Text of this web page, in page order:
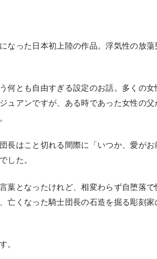
なった日本初上陸の作品。浮気性の放蕩
何とも自由すぎる設定のお話。多くの女
ュアンですが、ある時であった女性の父
長はこと切れる間際に「いつか、愛がお
した。
葉となったけれど、相変わらず自堕落で
亡くなった騎士団長の石造を掘る彫刻家
。